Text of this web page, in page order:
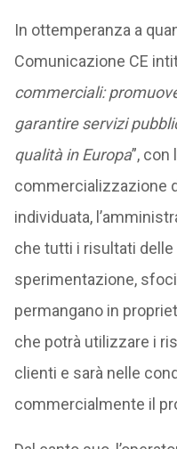
In ottemperanza a
Comunicazione CE
commerciali:
garantire servizi
qualità in Europa”, con
commercializzazione
individuata,
che tutti i risultati
sperimentazione,
permangano in
che potrà utilizzare i
clienti e sarà nelle
commercialmente il